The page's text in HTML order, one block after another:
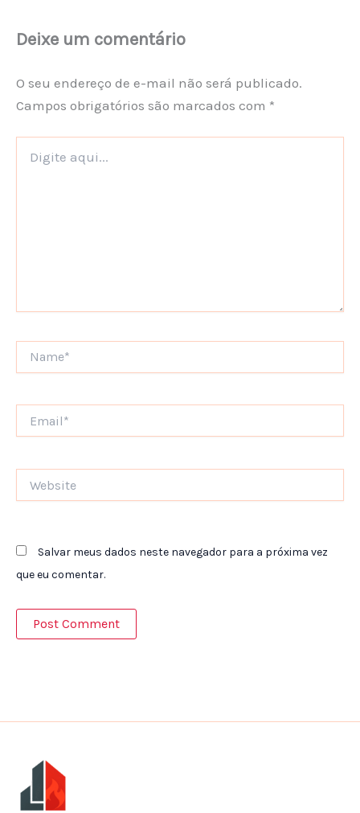
Deixe um comentário
O seu endereço de e-mail não será publicado.
Campos obrigatórios são marcados com *
aqui...
Salvar meus dados neste navegador para a próxima vez
que eu comentar.